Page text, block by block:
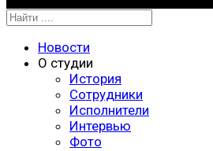
Новости
О студии
История
Сотрудники
Исполнители
Интервью
Фото